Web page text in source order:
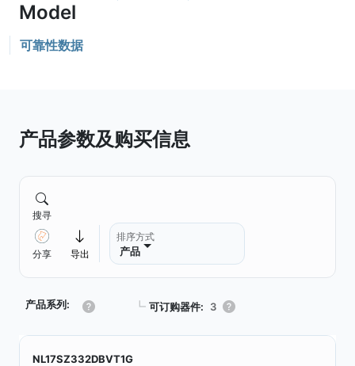
可靠性数据
产品参数及购买信息
搜寻
分享 导出
排序方式
产品
产品系列: ┗ 可订购器件: 3
NL17SZ332DBVT1G